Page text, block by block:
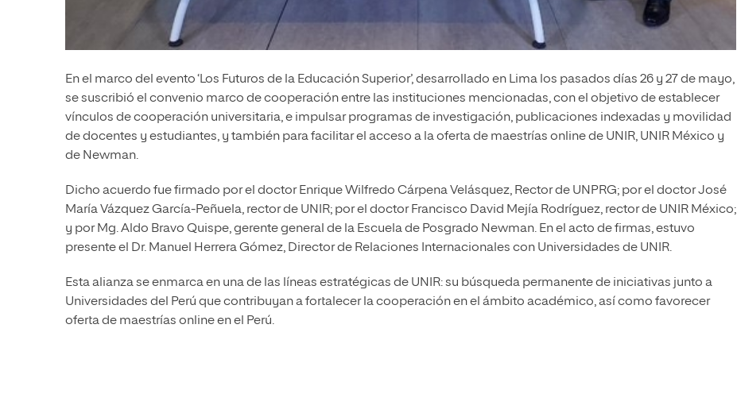
En el marco del evento ‘Los Futuros de la Educación Superior’, desarrollado en Lima los pasados días 26 y 27 de mayo,
se suscribió el convenio marco de cooperación entre las instituciones mencionadas, con el objetivo de establecer
vínculos de cooperación universitaria, e impulsar programas de investigación, publicaciones indexadas y movilidad
de docentes y estudiantes, y también para facilitar el acceso a la oferta de maestrías online de UNIR, UNIR México y
de Newman.
Dicho acuerdo fue firmado por el doctor Enrique Wilfredo Cárpena Velásquez, Rector de UNPRG; por el doctor José
María Vázquez García-Peñuela, rector de UNIR; por el doctor Francisco David Mejía Rodríguez, rector de UNIR México;
y por Mg. Aldo Bravo Quispe, gerente general de la Escuela de Posgrado Newman. En el acto de firmas, estuvo
presente el Dr. Manuel Herrera Gómez, Director de Relaciones Internacionales con Universidades de UNIR.
Esta alianza se enmarca en una de las líneas estratégicas de UNIR: su búsqueda permanente de iniciativas junto a
Universidades del Perú que contribuyan a fortalecer la cooperación en el ámbito académico, así como favorecer
oferta de maestrías online en el Perú.